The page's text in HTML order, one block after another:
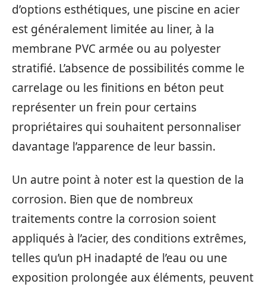
d’options esthétiques, une piscine en acier
est généralement limitée au liner, à la
membrane PVC armée ou au polyester
stratifié. L’absence de possibilités comme le
carrelage ou les finitions en béton peut
représenter un frein pour certains
propriétaires qui souhaitent personnaliser
davantage l’apparence de leur bassin.
Un autre point à noter est la question de la
corrosion. Bien que de nombreux
traitements contre la corrosion soient
appliqués à l’acier, des conditions extrêmes,
telles qu’un pH inadapté de l’eau ou une
exposition prolongée aux éléments, peuvent